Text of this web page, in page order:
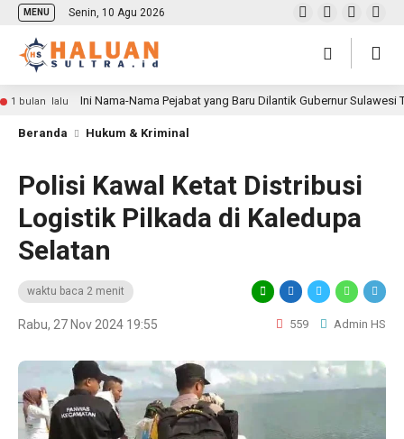
MENU Senin, 10 Agu 2026
1 bulan lalu Ini Nama-Nama Pejabat yang Baru Dilantik Gubernur Sulawesi
Beranda Hukum & Kriminal
Polisi Kawal Ketat Distribusi
Logistik Pilkada di Kaledupa
Selatan
waktu baca 2 menit
Rabu, 27 Nov 2024 19:55 559 Admin HS